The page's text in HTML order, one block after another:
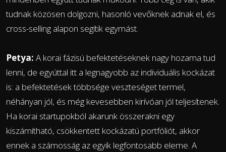
tudnak közösen dolgozni, hasonló vevőknek adnak el, és
cross-selling alapon segítik egymást.
Petya: A korai fázisú befektetéseknek nagy hozama tud
lenni, de egyúttal itt a legnagyobb az individuális kockázat
is: a befektetések többsége veszteséget termel,
néhányan jól, és még kevesebben kirívóan jól teljesítenek.
Ha korai startupokból akarunk összerakni egy
kiszámítható, csökkentett kockázatú portfóliót, akkor
ennek a számosság az egyik legfontosabb eleme. A